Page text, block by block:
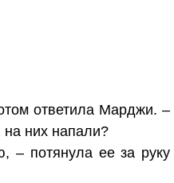
ответила Марджи. –
них напали?
– потянула ее за руку